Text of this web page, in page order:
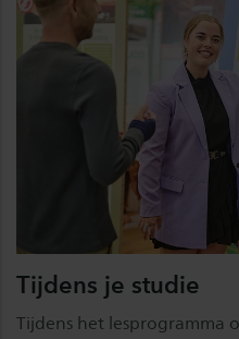
Tijdens je studie
Tijdens het lesprogramma